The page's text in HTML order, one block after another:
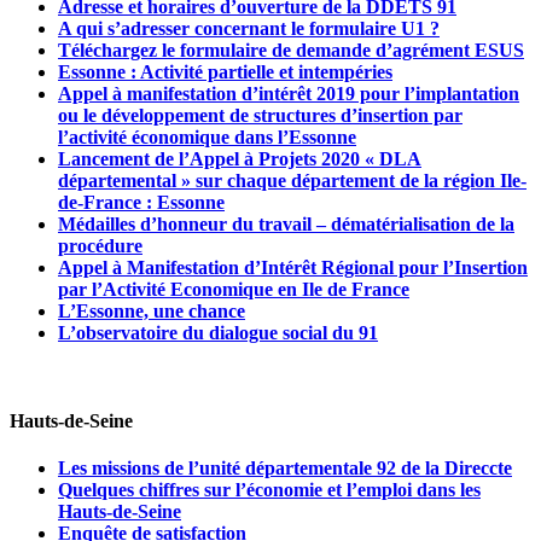
Adresse et horaires d’ouverture de la DDETS 91
A qui s’adresser concernant le formulaire U1 ?
Téléchargez le formulaire de demande d’agrément ESUS
Essonne : Activité partielle et intempéries
Appel à manifestation d’intérêt 2019 pour l’implantation
ou le développement de structures d’insertion par
l’activité économique dans l’Essonne
Lancement de l’Appel à Projets 2020 « DLA
départemental » sur chaque département de la région Ile-
de-France : Essonne
Médailles d’honneur du travail – dématérialisation de la
procédure
Appel à Manifestation d’Intérêt Régional pour l’Insertion
par l’Activité Economique en Ile de France
L’Essonne, une chance
L’observatoire du dialogue social du 91
Hauts-de-Seine
Les missions de l’unité départementale 92 de la Direccte
Quelques chiffres sur l’économie et l’emploi dans les
Hauts-de-Seine
Enquête de satisfaction